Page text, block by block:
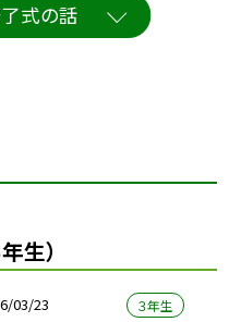
了式の話
生）
03/23 ３年生